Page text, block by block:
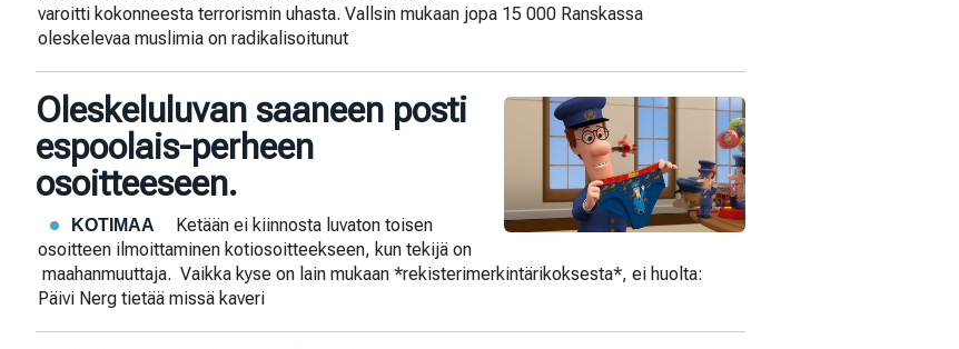
varoitti kokonneesta terrorismin uhasta. Vallsin mukaan jopa 15 000 Ranskassa
oleskelevaa muslimia on radikalisoitunut
Oleskeluluvan saaneen posti
espoolais-perheen
osoitteeseen.
KOTIMAA
Ketään ei kiinnosta luvaton toisen
osoitteen ilmoittaminen kotiosoitteekseen, kun tekijä on
maahanmuuttaja. Vaikka kyse on lain mukaan *rekisterimerkintärikoksesta*, ei huolta:
Päivi Nerg tietää missä kaveri